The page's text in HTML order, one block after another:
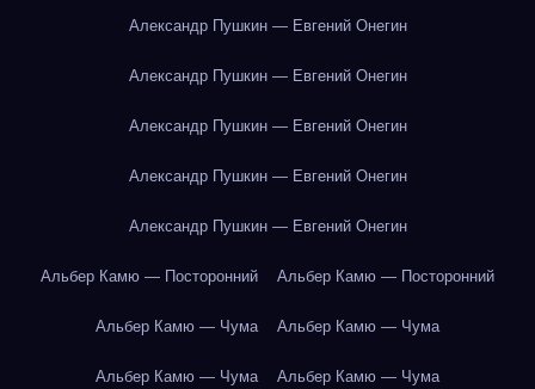
Александр Пушкин — Евгений Онегин
Александр Пушкин — Евгений Онегин
Александр Пушкин — Евгений Онегин
Александр Пушкин — Евгений Онегин
Александр Пушкин — Евгений Онегин
Альбер Камю — Посторонний Альбер Камю — Посторонний
Альбер Камю — Чума Альбер Камю — Чума
Альбер Камю — Чума Альбер Камю — Чума